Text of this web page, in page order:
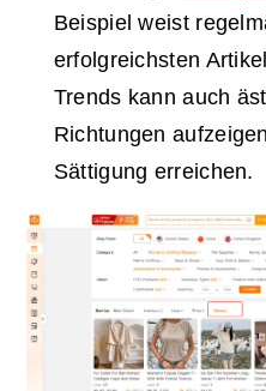
Beispiel weist
erfolgreichsten
Trends kann auch
Richtungen
Sättigung erreichen.